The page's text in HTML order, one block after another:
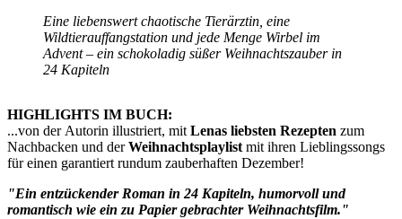
Eine liebenswert chaotische Tierärztin, eine
Wildtierauffangstation und jede Menge Wirbel im
Advent – ein schokola­dig süßer Weihnachtszauber in
24 Kapiteln
HIGHLIGHTS IM BUCH:
...von der Autorin illustriert, mit Lenas liebsten Rezepten zum
Nachbacken und derWeihnachtsplaylist mit ihren Lieblingssongs
für einen garantiert rundum zauberhaften Dezember!
"Ein entzückender Roman in 24 Kapiteln, humorvoll und
romantisch wie ein zu Papier gebrachter Weihnachtsfilm."